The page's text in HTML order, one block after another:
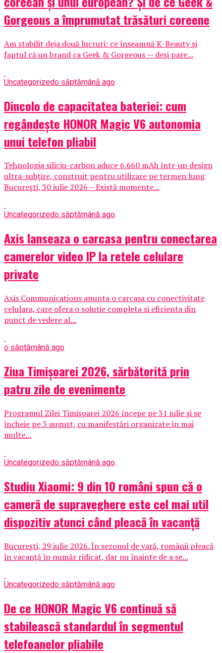
Gorgeous a împrumutat trăsături coreene
Am stabilit deja două lucruri: ce înseamnă K-Beauty și
faptul că un brand ca Geek & Gorgeous — deși pare...
Uncategorizedo săptămână ago
Dincolo de capacitatea bateriei: cum
regândește HONOR Magic V6 autonomia
unui telefon pliabil
Tehnologia siliciu-carbon aduce 6.660 mAh într-un design
ultra-subțire, construit pentru utilizare pe termen lung
București, 30 iulie 2026 – Există momente...
Uncategorizedo săptămână ago
Axis lanseaza o carcasa pentru conectarea
camerelor video IP la retele celulare
private
Axis Communications anunta o carcasa cu conectivitate
celulara, care ofera o solutie completa si eficienta din
punct de vedere al...
o săptămână ago
Ziua Timișoarei 2026, sărbătorită prin
patru zile de evenimente
Programul Zilei Timișoarei 2026 începe pe 31 iulie și se
încheie pe 3 august, cu manifestări organizate în mai
multe...
Uncategorizedo săptămână ago
Studiu Xiaomi: 9 din 10 români spun că o
cameră de supraveghere este cel mai util
dispozitiv atunci când pleacă în vacanță
București, 29 iulie 2026. În sezonul de vară, românii pleacă
în vacanță în număr ridicat, dar nu înainte de a se...
Uncategorizedo săptămână ago
De ce HONOR Magic V6 continuă să
stabilească standardul în segmentul
telefoanelor pliabile